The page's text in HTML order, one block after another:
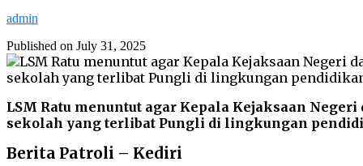
admin
Published on July 31, 2025
LSM Ratu menuntut agar Kepala Kejaksaan
sekolah yang terlibat Pungli di lingkungan
Berita Patroli – Kediri